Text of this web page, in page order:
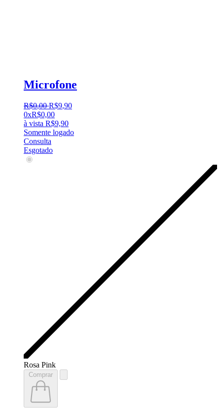
Microfone
R$0,00 R$9,90
0xR$0,00
à vista R$9,90
Somente logado
Consulta
Esgotado
Rosa Pink
Comprar